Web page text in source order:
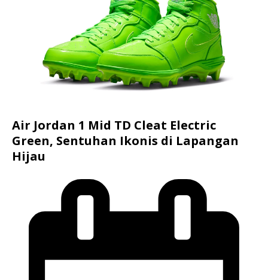
Air Jordan 1 Mid TD Cleat Electric
Green, Sentuhan Ikonis di Lapangan
Hijau